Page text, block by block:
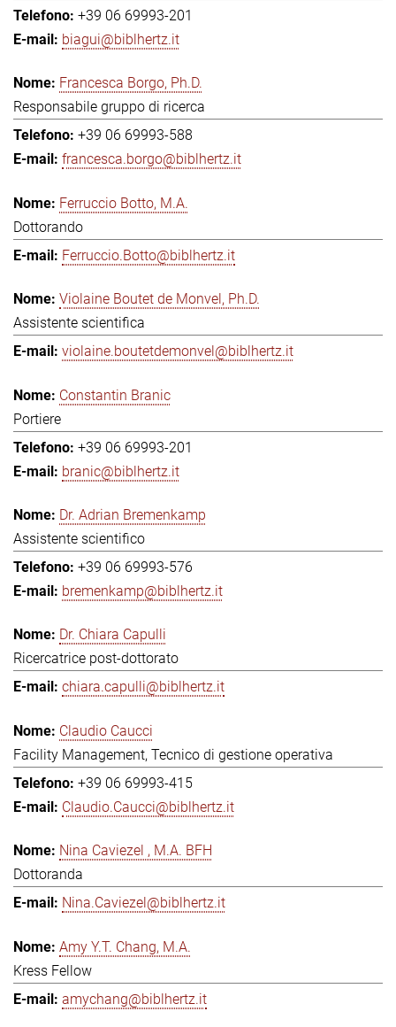
+39 06 69993-201
biagui@biblhertz.it
Francesca Borgo, Ph.D.
Responsabile gruppo di ricerca
+39 06 69993-588
francesca.borgo@biblhertz.it
Ferruccio Botto, M.A.
Dottorando
Ferruccio.Botto@biblhertz.it
Violaine Boutet de Monvel, Ph.D.
Assistente scientifica
violaine.boutetdemonvel@biblhertz.it
Constantin Branic
Portiere
+39 06 69993-201
branic@biblhertz.it
Dr. Adrian Bremenkamp
Assistente scientifico
+39 06 69993-576
bremenkamp@biblhertz.it
Dr. Chiara Capulli
Ricercatrice post-dottorato
chiara.capulli@biblhertz.it
Claudio Caucci
Facility Management, Tecnico di gestione operativa
+39 06 69993-415
Claudio.Caucci@biblhertz.it
Nina Caviezel , M.A. BFH
Dottoranda
Nina.Caviezel@biblhertz.it
Amy Y.T. Chang, M.A.
Kress Fellow
amychang@biblhertz.it